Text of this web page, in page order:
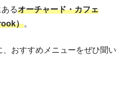
るオーチャード・カフェ
）。
おすすめメニューをぜひ聞い